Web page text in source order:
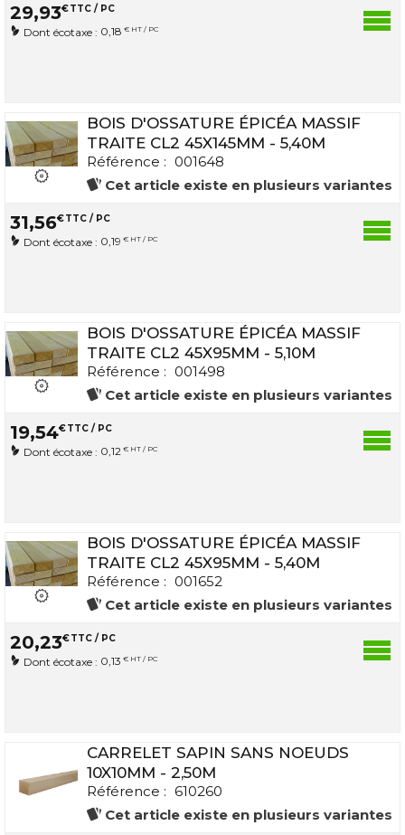
29,93€TTC / PC
Dont écotaxe : 0,18 € HT / PC
BOIS D'OSSATURE ÉPICÉA MASSIF
TRAITE CL2 45X145MM - 5,40M
Référence : 001648
Cet article existe en plusieurs variantes
31,56€TTC / PC
Dont écotaxe : 0,19 € HT / PC
BOIS D'OSSATURE ÉPICÉA MASSIF
TRAITE CL2 45X95MM - 5,10M
Référence : 001498
Cet article existe en plusieurs variantes
19,54€TTC / PC
Dont écotaxe : 0,12 € HT / PC
BOIS D'OSSATURE ÉPICÉA MASSIF
TRAITE CL2 45X95MM - 5,40M
Référence : 001652
Cet article existe en plusieurs variantes
20,23€TTC / PC
Dont écotaxe : 0,13 € HT / PC
CARRELET SAPIN SANS NOEUDS
10X10MM - 2,50M
Référence : 610260
Cet article existe en plusieurs variantes